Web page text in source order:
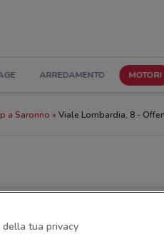
ARREDAMENTO MOTORI
a Saronno Viale Lombardia, 8 -
della tua privacy